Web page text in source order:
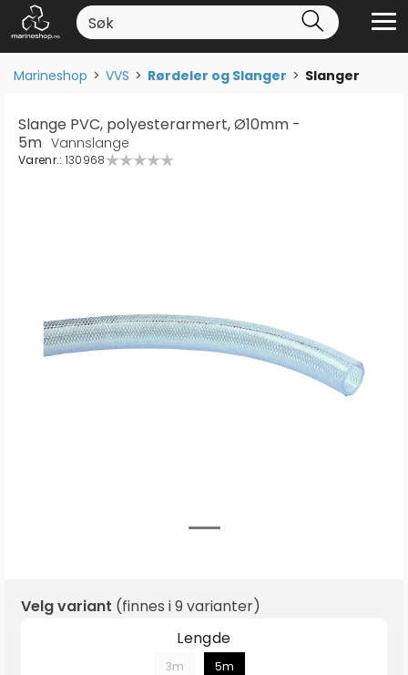
Marineshop>VVS>Rørdeler og Slanger>Slanger
Slange PVC, polyesterarmert, Ø10mm -
5m Vannslange
Varenr.: 130968
Velg variant (finnes i9 varianter)
Lengde
3m 5m